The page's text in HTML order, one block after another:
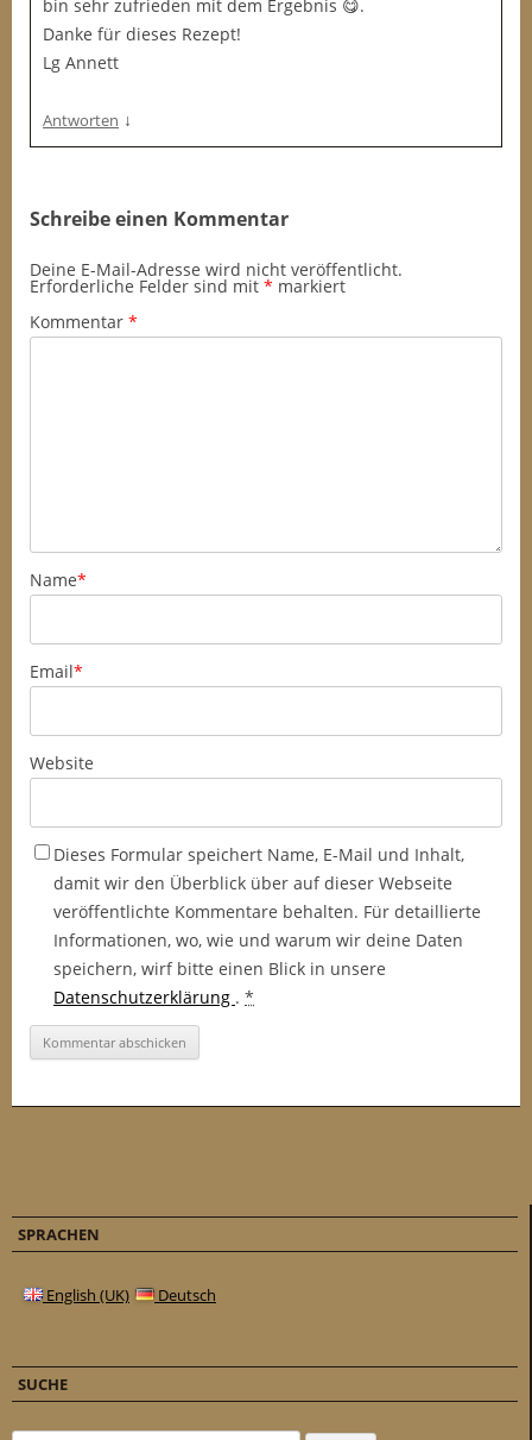
bin sehr zufrieden mit dem Ergebnis 😋.
Danke für dieses Rezept!
Lg Annett
Antworten ↓
Schreibe einen Kommentar
Deine E-Mail-Adresse wird nicht veröffentlicht.
Erforderliche Felder sind mit * markiert
Kommentar *
Name*
Email*
Website
Dieses Formular speichert Name, E-Mail und Inhalt,
damit wir den Überblick über auf dieser Webseite
veröffentlichte Kommentare behalten. Für detaillierte
Informationen, wo, wie und warum wir deine Daten
speichern, wirf bitte einen Blick in unsere
Datenschutzerklärung . *
SPRACHEN
English (UK) Deutsch
SUCHE